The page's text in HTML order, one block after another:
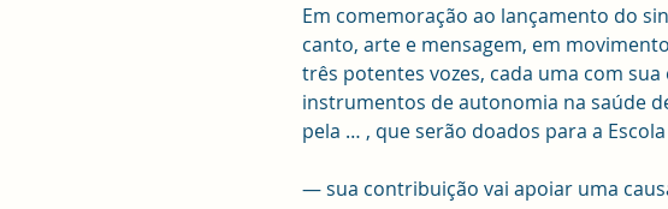
Em comemoração ao lançamento do
canto, arte e mensagem, em
três potentes vozes, cada uma com
instrumentos de autonomia na saúde
pela … , que serão doados para a
— sua contribuição vai apoiar uma